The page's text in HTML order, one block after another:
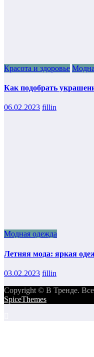
Красота и здоровье
Как подобрать
06.02.2023 fillin
Модная одежда
Летняя мода: яркая
03.02.2023 fillin
Copyright © В Тренде. Все
SpiceThemes